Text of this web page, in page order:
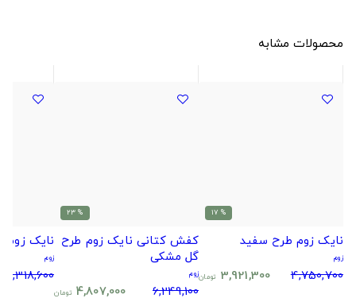
محصولات مشابه
% 17
نایک زوم طرح سفید
زوم
4,750,700
3,921,300 تومان
% 23
کفش کتانی نایک زوم طرح
گل مشکی
زوم
6,249,100
4,807,000 تومان
نایک
زوم
3,318,600